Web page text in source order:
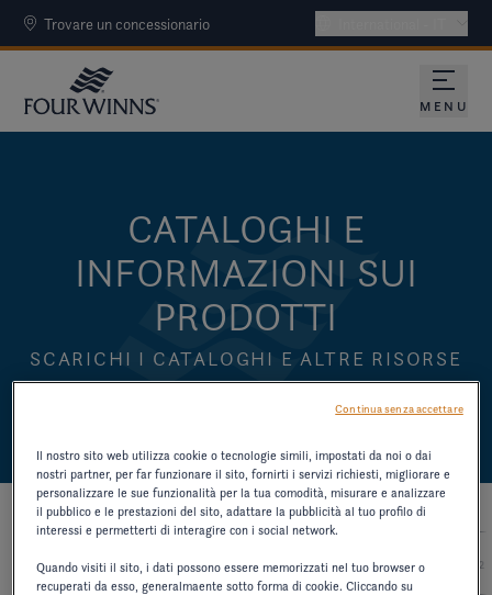
Trovare un concessionario
MENU
CATALOGHI E
INFORMAZIONI SUI
PRODOTTI
SCARICHI I CATALOGHI E ALTRE RISORSE
2027 2026 2025 2024
Il nostro sito web utilizza cookie o tecnologie simili, impostati da noi o dai
nostri partner, per far funzionare il sito, fornirti i servizi richiesti, migliorare e
personalizzare le sue funzionalità per la tua comodità, misurare e analizzare
il pubblico e le prestazioni del sito, adattare la pubblicità al tuo profilo di
interessi e permetterti di interagire con i social network.
Quando visiti il sito, i dati possono essere memorizzati nel tuo browser o
recuperati da esso, generalmaente sotto forma di cookie. Cliccando su
Continua senza accettare